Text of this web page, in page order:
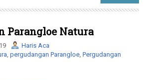
,pergudangan Parangloe
Kawasan strategis di